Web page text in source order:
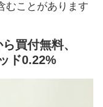
むことがあります
買付無料、
ド0.22%